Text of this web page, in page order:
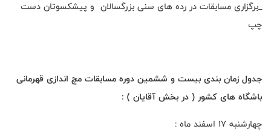
_برگزاری مسابقات در رده های سنی بزرگسالان و پیشکسوتان دست
چپ
جدول زمان بندی بیست و ششمین دوره مسابقات مچ اندازی قهرمانی
باشگاه های کشور ( در بخش آقایان ) :
چهارشنبه 17 اسفند ماه :